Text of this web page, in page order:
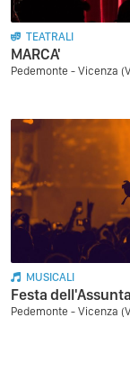
TEATRALI
MARCA'
Pedemonte - Vicenza
MUSICALI
Festa
Pedemonte - Vicenza